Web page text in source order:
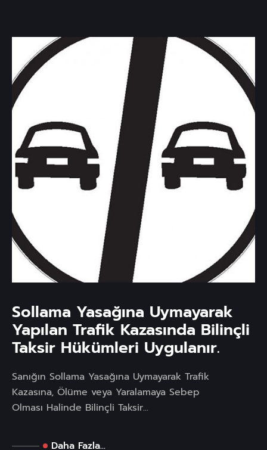
Sollama Yasağına Uymayarak
Yapılan Trafik Kazasında Bilinçli
Taksir Hükümleri Uygulanır.
Sanığın Sollama Yasağına Uymayarak Trafik
Kazasına, Ölüme veya Yaralamaya Sebep
Olması Halinde Bilinçli Taksir...
Daha Fazla...